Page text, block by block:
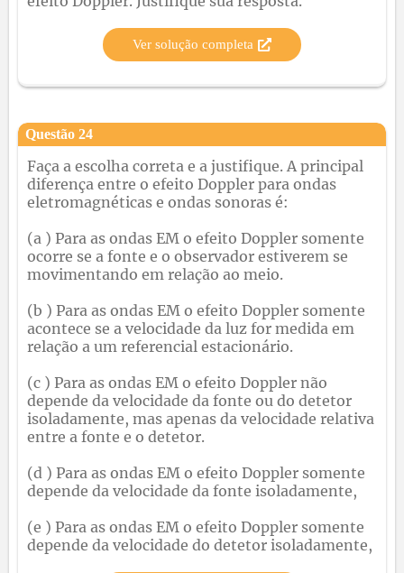
Ver solução completa
Questão 24
Faça a escolha correta e a justifique. A principal
diferença entre o efeito Doppler para ondas
eletromagnéticas e ondas sonoras é:
(a ) Para as ondas EM o efeito Doppler somente
ocorre se a fonte e o observador estiverem se
movimentando em relação ao meio.
(b ) Para as ondas EM o efeito Doppler somente
acontece se a velocidade da luz for medida em
relação a um referencial estacionário.
(c ) Para as ondas EM o efeito Doppler não
depende da velocidade da fonte ou do detetor
isoladamente, mas apenas da velocidade relativa
entre a fonte e o detetor.
(d ) Para as ondas EM o efeito Doppler somente
depende da velocidade da fonte isoladamente,
(e ) Para as ondas EM o efeito Doppler somente
depende da velocidade do detetor isoladamente,